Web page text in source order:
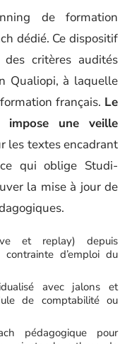
de formation
dédié. Ce dispositif
des critères audités
Qualiopi, à laquelle
français. Le
impose une veille
les textes encadrant
qui oblige Studi-
la mise à jour de
et replay) depuis
d’emploi du
avec jalons et
de comptabilité ou
pédagogique pour